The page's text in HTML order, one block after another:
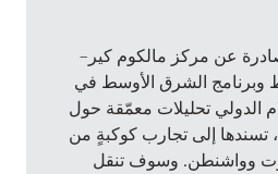
عن مركز مالكوم كير–
وبرنامج الشرق الأوسط في
الدولي تحليلات معمّقة حول
إلى تجارب كوكبةٍ من
وواشنطن. وسوف تنقل